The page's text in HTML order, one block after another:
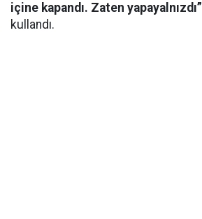
içine kapandı. Zaten yapayalnızdı”
kullandı.